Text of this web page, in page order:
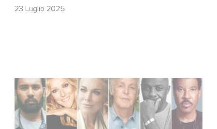
23 Luglio 2025
Voice Cast Revealed for High in the Clouds